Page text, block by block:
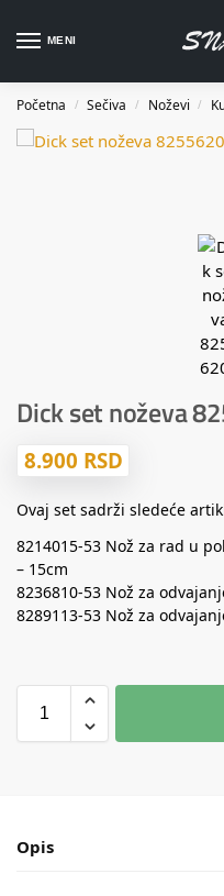
MENI
Početna / Sečiva / Noževi /
Dick set noževa
8.900 RSD
Ovaj set sadrži sledeće
8214015-53 Nož za rad u
– 15cm
8236810-53 Nož za
8289113-53 Nož za
Opis